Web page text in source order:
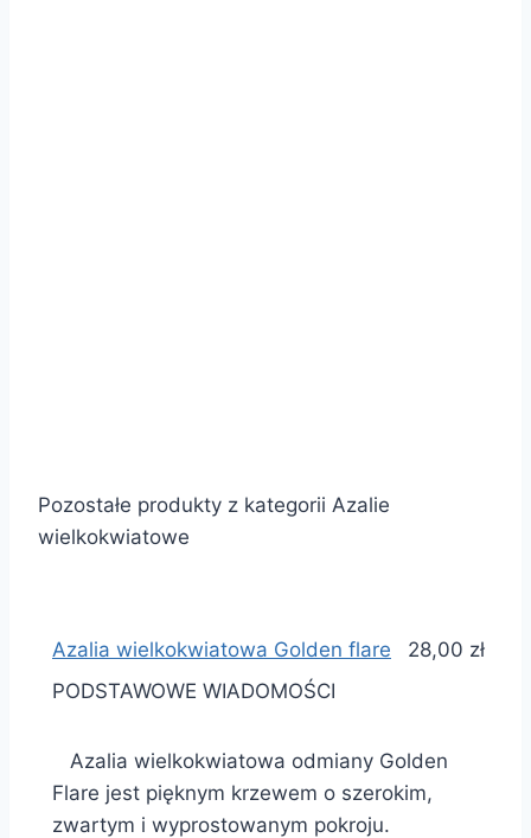
Pozostałe produkty z kategorii Azalie
wielkokwiatowe
Azalia wielkokwiatowa Golden flare
28,00 zł
PODSTAWOWE WIADOMOŚCI
Azalia wielkokwiatowa odmiany Golden
Flare jest pięknym krzewem o szerokim,
zwartym i wyprostowanym pokroju.